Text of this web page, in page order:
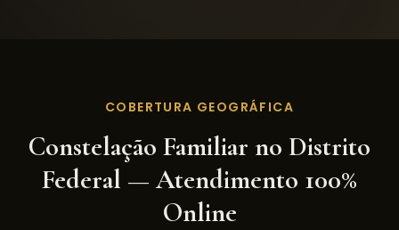
COBERTURA GEOGRÁFICA
Constelação Familiar no Distrito
Federal — Atendimento 100%
Online